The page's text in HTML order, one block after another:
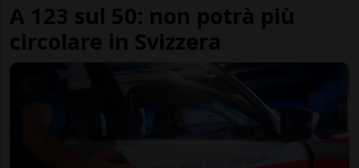
A 123 sul 50: non potrà più
circolare in Svizzera